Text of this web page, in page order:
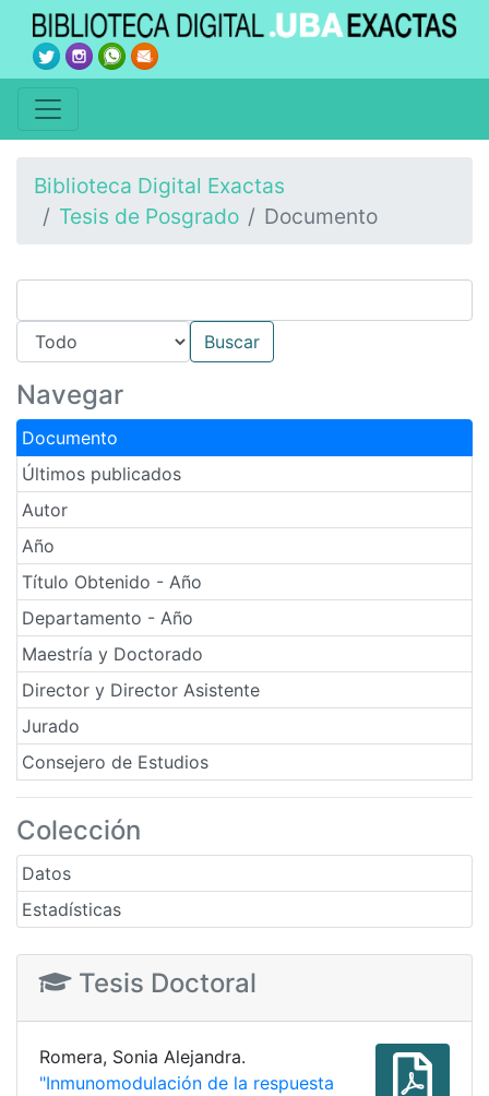
Biblioteca Digital Exactas
Tesis de Posgrado
Documento
Navegar
Documento
Últimos publicados
Autor
Año
Título Obtenido - Año
Departamento - Año
Maestría y Doctorado
Director y Director Asistente
Jurado
Consejero de Estudios
Colección
Datos
Estadísticas
Tesis Doctoral
Romera, Sonia Alejandra.
"Inmunomodulación de la respuesta